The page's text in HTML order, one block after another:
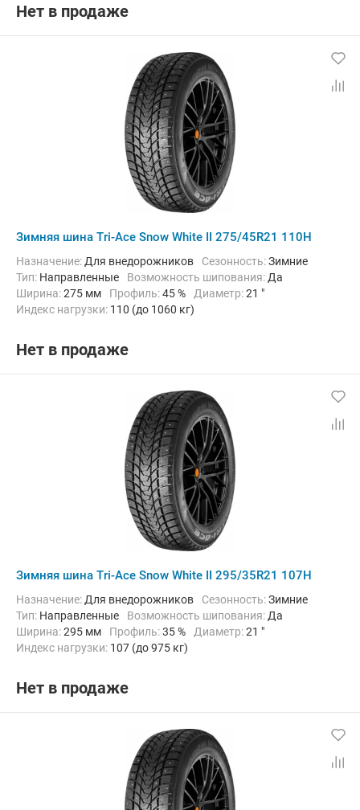
Нет в продаже
Зимняя шина Tri-Ace Snow White II 275/45R21 110H
Назначение: Для внедорожников Сезонность:Зимние
Тип: Направленные Возможность шипования: Да
Ширина:275 мм Профиль:45 % Диаметр:21 "
Индекс нагрузки: 110 (до 1060 кг)
Нет в продаже
Зимняя шина Tri-Ace Snow White II 295/35R21 107H
Назначение: Для внедорожников Сезонность:Зимние
Тип: Направленные Возможность шипования: Да
Ширина:295 мм Профиль:35 % Диаметр:21 "
Индекс нагрузки: 107 (до 975 кг)
Нет в продаже